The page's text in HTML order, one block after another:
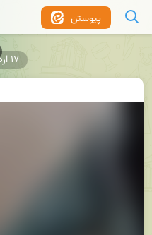
پیوستن
۱۷ اردیبهشت